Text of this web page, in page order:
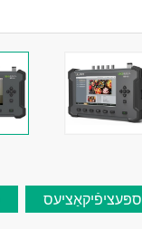
ספּעציפֿיקאַציעס